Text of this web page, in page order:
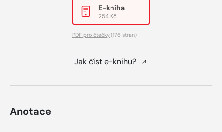
E-kniha
254 Kč
PDF pro čtečky (176 stran)
Jak číst e-knihu?
Anotace